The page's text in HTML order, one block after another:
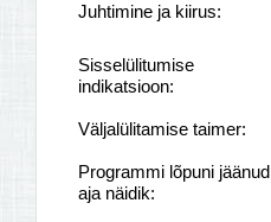
Juhtimine ja kiirus:
Sisselülitumise
indikatsioon:
Väljalülitamise taimer:
Programmi lõpuni jäänud
aja näidik: